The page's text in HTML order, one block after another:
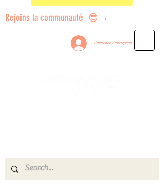
Rejoins la communauté 😎→
Connexion / Inscription